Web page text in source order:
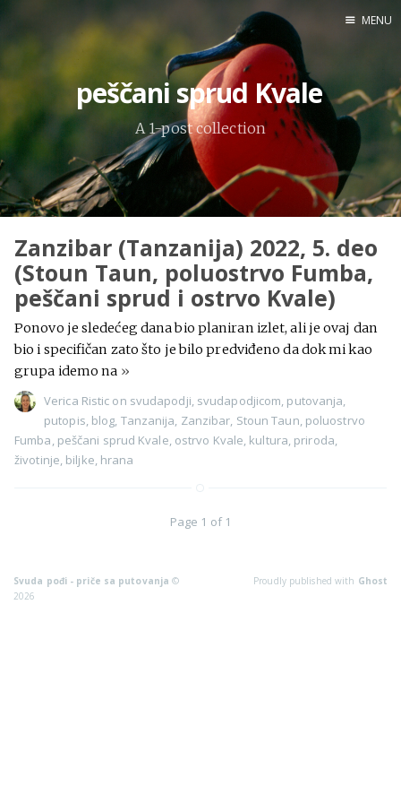
X
Instagram
YouTube
Sadržaj
MENU
peščani sprud Kvale
A 1-post collection
Zanzibar (Tanzanija) 2022, 5. deo
(Stoun Taun, poluostrvo Fumba,
peščani sprud i ostrvo Kvale)
Ponovo je sledećeg dana bio planiran izlet, ali je ovaj dan
bio i specifičan zato što je bilo predviđeno da dok mi kao
grupa idemo na »
Verica Ristic on svudapodji svudapodjicom putovanja
putopis blog Tanzanija Zanzibar Stoun Taun poluostrvo
Fumba peščani sprud Kvale ostrvo Kvale kultura priroda
životinje biljke hrana
Page 1 of 1
Svuda pođi - priče sa putovanja ©
2026
Proudly published with Ghost